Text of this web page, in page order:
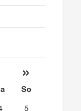
»
So
5